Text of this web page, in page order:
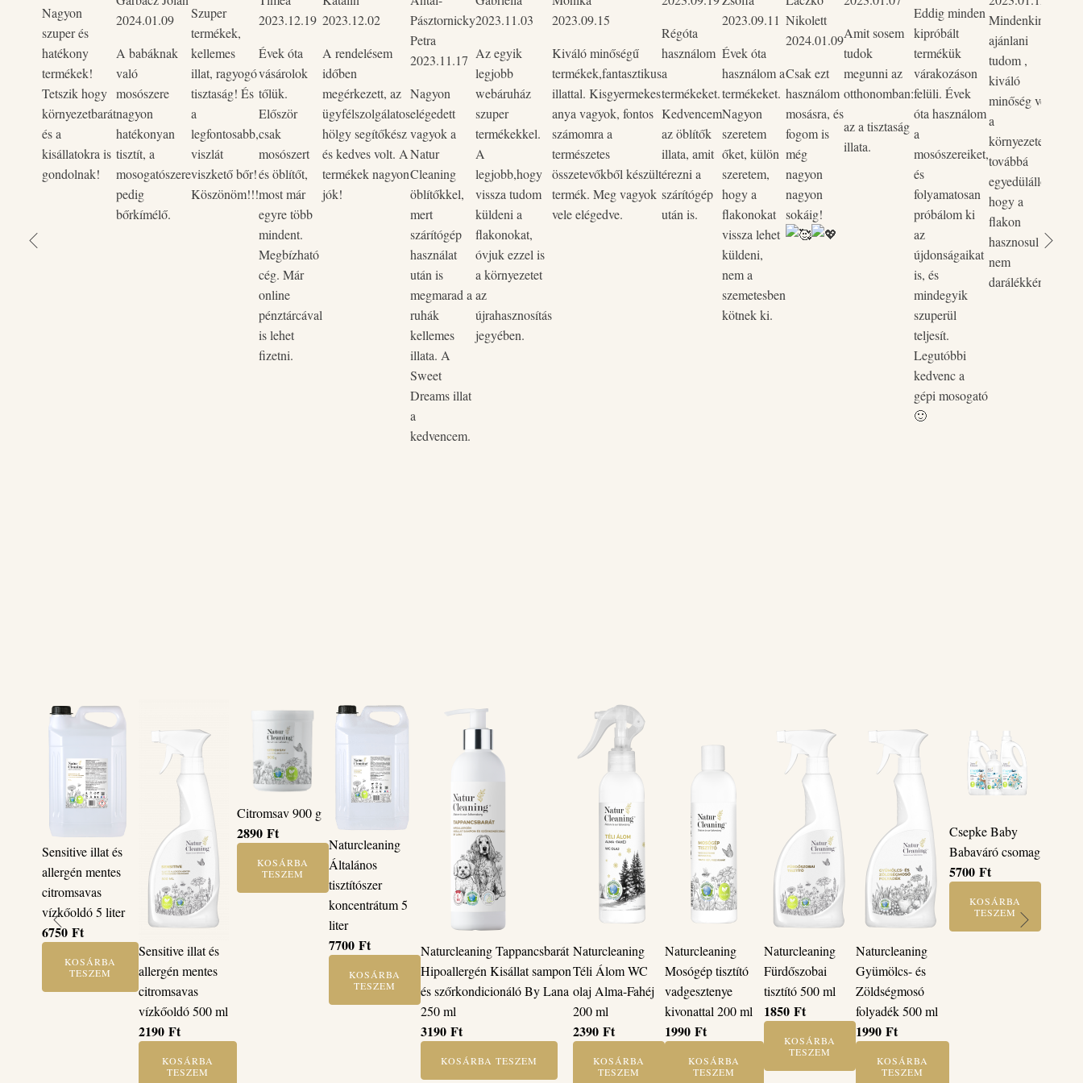
Nagyon
szuper és
hatékony
termékek!
Tetszik hogy
környezetbarát
és a
kisállatokra is
gondolnak!
2024.01.09
A babáknak
való
mosószere
nagyon
hatékonyan
tisztít, a
mosogatószere
pedig
bőrkímélő.
Szuper
termékek,
kellemes
illat, ragyogó
tisztaság! És
a
legfontosabb,
viszlát
viszkető bőr!
Köszönöm!!!
2023.12.19
Évek óta
vásárolok
tőlük.
Először
csak
mosószert
és öblítőt,
most már
egyre több
mindent.
Megbízható
cég. Már
online
pénztárcával
is lehet
fizetni.
2023.12.02
A rendelésem
időben
megérkezett, az
ügyfélszolgálatos
hölgy segítőkész
és kedves volt. A
termékek nagyon
jók!
Pásztornicky
Petra
2023.11.17
Nagyon
elégedett
vagyok a
Natur
Cleaning
öblítőkkel,
mert
szárítógép
használat
után is
megmarad a
ruhák
kellemes
illata. A
Sweet
Dreams illat
a
kedvencem.
2023.11.03
Az egyik
legjobb
webáruház
szuper
termékekkel.
A
legjobb,hogy
vissza tudom
küldeni a
flakonokat,
óvjuk ezzel is
a környezetet
az
újrahasznosítás
jegyében.
2023.09.15
Kiváló minőségű
termékek,fantasztikus
illattal. Kisgyermekes
anya vagyok, fontos
számomra a
természetes
összetevőkből készült
termék. Meg vagyok
vele elégedve.
Régóta
használom
a
termékeket.
Kedvencem
az öblítők
illata, amit
érezni a
szárítógép
után is.
2023.09.11
Évek óta
használom a
termékeket.
Nagyon
szeretem
őket, külön
szeretem,
hogy a
flakonokat
vissza lehet
küldeni,
nem a
szemetesben
kötnek ki.
Nikolett
2024.01.09
Csak ezt
használom
mosásra, és
fogom is
még
nagyon
nagyon
sokáig!
Amit sosem
tudok
megunni az
otthonomban:
az a tisztaság
illata.
Eddig minden
kipróbált
termékük
várakozáson
felüli. Évek
óta használom
a
mosószereiket,
és
folyamatosan
próbálom ki
az
újdonságaikat
is, és
mindegyik
szuperül
teljesít.
Legutóbbi
kedvenc a
gépi mosogató
🙂
Mindenkinek
ajánlani
tudom ,
kiváló
minőség védi
a
környezetet,
továbbá
egyedülálló,
hogy a
flakon
hasznosul
nem
darálékként.
Sensitive illat és
allergén mentes
citromsavas
vízkőoldó 5 liter
6750 Ft
KOSÁRBA
TESZEM
Sensitive illat és
allergén mentes
citromsavas
vízkőoldó 500 ml
2190 Ft
KOSÁRBA
TESZEM
Citromsav 900 g
2890 Ft
KOSÁRBA
TESZEM
Naturcleaning
Általános
tisztítószer
koncentrátum 5
liter
7700 Ft
KOSÁRBA
TESZEM
Naturcleaning Tappancsbarát
Hipoallergén Kisállat sampon
és szőrkondicionáló By Lana
250 ml
3190 Ft
KOSÁRBA TESZEM
Naturcleaning
Téli Álom WC
olaj Alma-Fahéj
200 ml
2390 Ft
KOSÁRBA
TESZEM
Naturcleaning
Mosógép tisztító
vadgesztenye
kivonattal 200 ml
1990 Ft
KOSÁRBA
TESZEM
Naturcleaning
Fürdőszobai
tisztító 500 ml
1850 Ft
KOSÁRBA
TESZEM
Naturcleaning
Gyümölcs- és
Zöldségmosó
folyadék 500 ml
1990 Ft
KOSÁRBA
TESZEM
Csepke Baby
Babaváró csomag
5700 Ft
KOSÁRBA
TESZEM